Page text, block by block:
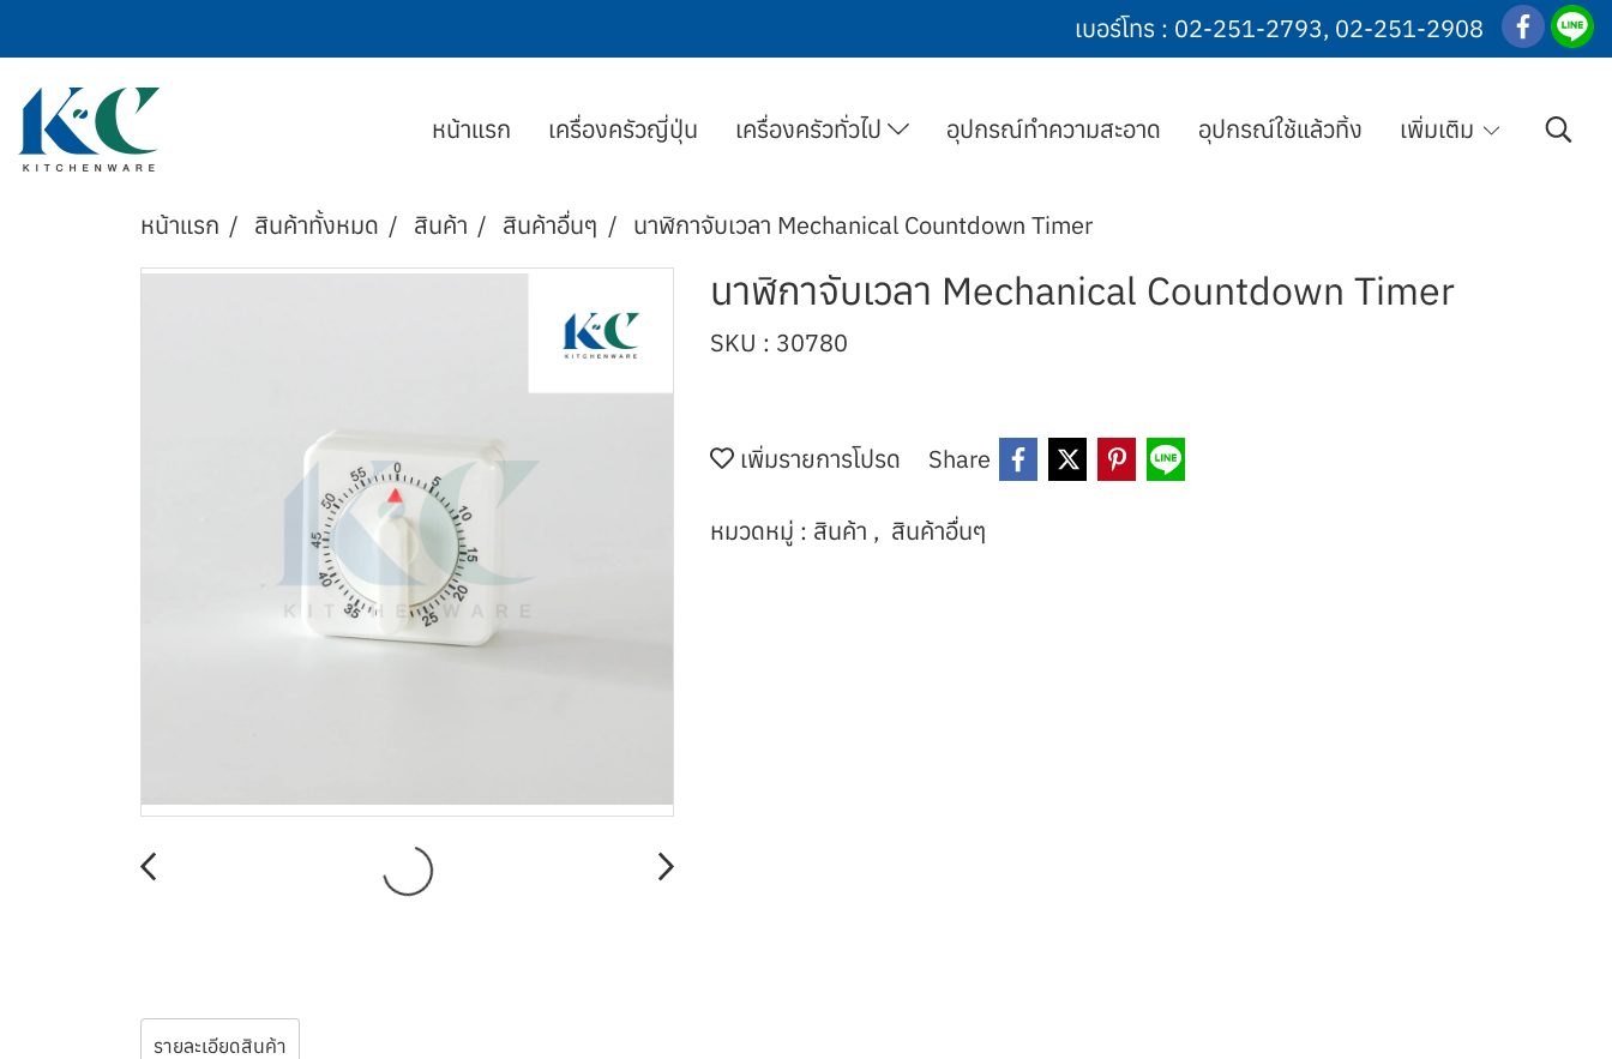
เบอร์โทร : 02-251-2793, 02-251-2908
หน้าแรก เครื่องครัวญี่ปุ่น เครื่องครัวทั่วไป อุปกรณ์ทำความสะอาด อุปกรณ์ใช้แล้วทิ้ง เพิ่มเติม
หน้าแรก สินค้าทั้งหมด สินค้า สินค้าอื่นๆ นาฬิกาจับเวลา Mechanical Countdown Timer
นาฬิกาจับเวลา Mechanical Countdown Timer
SKU : 30780
เพิ่มรายการโปรด Share
หมวดหมู่ : สินค้า , สินค้าอื่นๆ
รายละเอียดสินค้า